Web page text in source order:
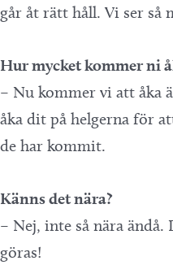
går åt rätt håll. Vi ser
Hur mycket kommer ni
– Nu kommer vi att åka
åka dit på helgerna för
de har kommit.
Känns det nära?
– Nej, inte så nära
göras!